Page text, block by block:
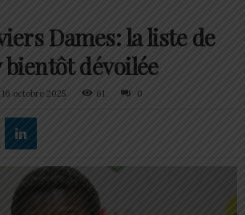
Dames: la liste de
bientôt dévoilée
16 octobre 2025 61 0